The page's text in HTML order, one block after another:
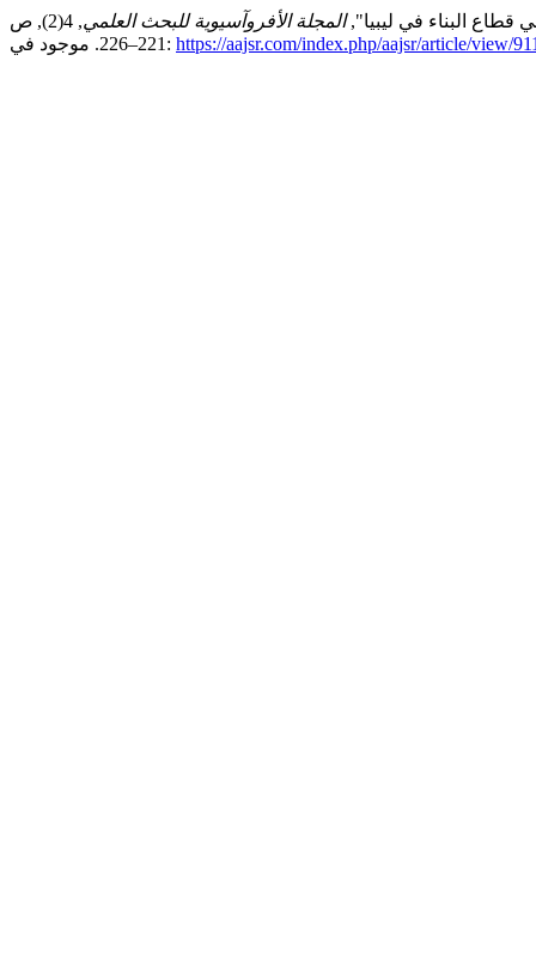
المجلة الأفروآسيوية للبحث العلمي
, 4(2), ص
221–226. موجود في: https://aajsr.com/index.php/aajsr/article/view/